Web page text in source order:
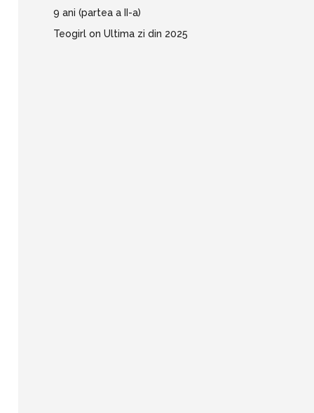
9 ani (partea a II-a)
Teogirl on Ultima zi din 2025